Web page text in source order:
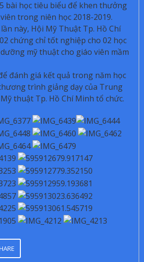
bài học tiêu biểu để khen thưởng
trong niên học 2018-2019.
này, Hội Mỹ Thuật Tp. Hồ Chí
chứng chỉ tốt nghiệp cho 02 học
mỹ thuật cho giáo viên mầm
đánh giá kết quả trong năm học
trình giảng dạy của Trung
thuật Tp. Hồ Chí Minh tổ chức.